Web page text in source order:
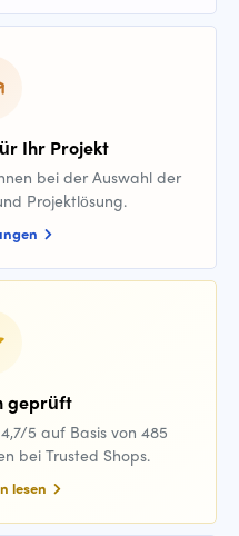
Ihr Projekt
bei der Auswahl der
Projektlösung.
geprüft
5 auf Basis von 485
bei Trusted Shops.
lesen